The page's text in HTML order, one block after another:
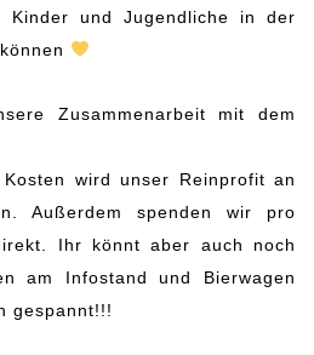
Kinder und Jugendliche in der
Zusammenarbeit mit dem
wird unser Reinprofit an
Außerdem spenden wir pro
Ihr könnt aber auch noch
am Infostand und Bierwagen
gespannt!!!